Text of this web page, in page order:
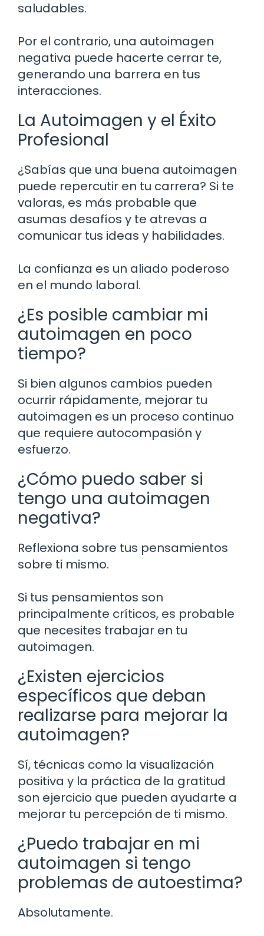
saludables.
Por el contrario, una autoimagen
negativa puede hacerte cerrar te,
generando una barrera en tus
interacciones.
La Autoimagen y el Éxito
Profesional
¿Sabías que una buena autoimagen
puede repercutir en tu carrera? Si te
valoras, es más probable que
asumas desafíos y te atrevas a
comunicar tus ideas y habilidades.
La confianza es un aliado poderoso
en el mundo laboral.
¿Es posible cambiar mi
autoimagen en poco
tiempo?
Si bien algunos cambios pueden
ocurrir rápidamente, mejorar tu
autoimagen es un proceso continuo
que requiere autocompasión y
esfuerzo.
¿Cómo puedo saber si
tengo una autoimagen
negativa?
Reflexiona sobre tus pensamientos
sobre ti mismo.
Si tus pensamientos son
principalmente críticos, es probable
que necesites trabajar en tu
autoimagen.
¿Existen ejercicios
específicos que deban
realizarse para mejorar la
autoimagen?
Sí, técnicas como la visualización
positiva y la práctica de la gratitud
son ejercicio que pueden ayudarte a
mejorar tu percepción de ti mismo.
¿Puedo trabajar en mi
autoimagen si tengo
problemas de autoestima?
Absolutamente.